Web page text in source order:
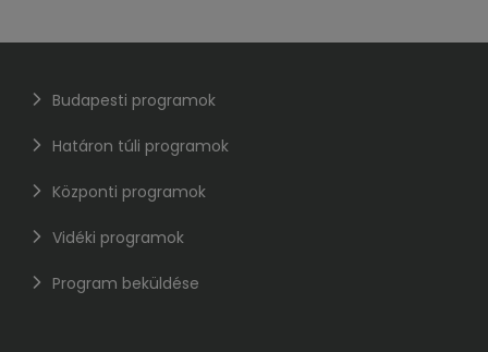
Budapesti programok
Határon túli programok
Központi programok
Vidéki programok
Program beküldése